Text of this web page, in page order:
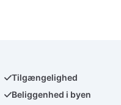
Tilgængelighed
Beliggenhed i byen